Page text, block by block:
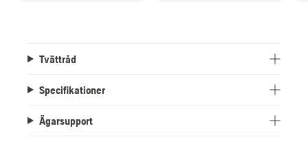
Tvättråd
Specifikationer
Ägarsupport